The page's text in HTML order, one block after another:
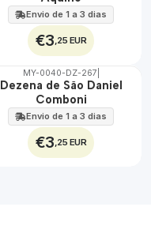
Envio de 1 a 3 dias
€3 ,25 EUR
🇵🇹
MY-0040-DZ-267
Dezena de São Daniel
Comboni
Envio de 1 a 3 dias
€3 ,25 EUR